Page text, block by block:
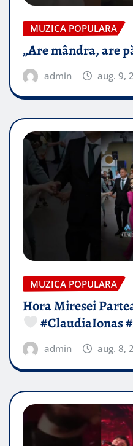
MUZICA POPULARA
„Are mândra, are
admin aug. 9,
MUZICA POPULARA
Hora Miresei
#ClaudiaIonas
admin aug. 8,